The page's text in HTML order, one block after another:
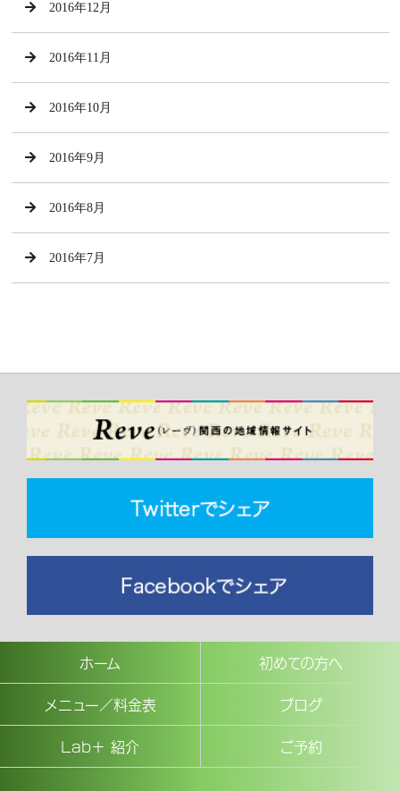
2016年12月
2016年11月
2016年10月
2016年9月
2016年8月
2016年7月
ホーム
初めての方へ
メニュー／料金表
ブログ
Lab＋ 紹介
ご予約